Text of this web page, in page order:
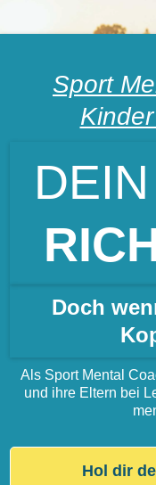
Sport
Doch
Als Sport Mental
und ihre Eltern bei
Hol dir